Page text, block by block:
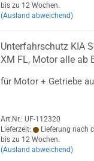
bis zu 12 Wochen.
(Ausland abweichend)
Unterfahrschutz KIA
XM FL, Motor alle ab
für Motor + Getriebe
Art.Nr.: UF-112320
Lieferzeit:
Lieferung nach
bis zu 12 Wochen.
(Ausland abweichend)